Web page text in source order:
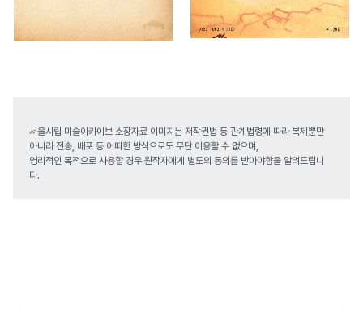
서울시립 미술아카이브 소장자료 이미지는 저작권법 등 관계법령에 따라 복제뿐만
아니라 전송, 배포 등 어떠한 방식으로도 무단 이용할 수 없으며,
영리적인 목적으로 사용할 경우 원작자에게 별도의 동의를 받아야함을 알려드립니
다.